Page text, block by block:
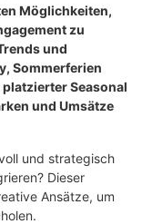
Möglichkeiten,
zu
und
Sommerferien
Seasonal
und Umsätze
und strategisch
Dieser
Ansätze, um